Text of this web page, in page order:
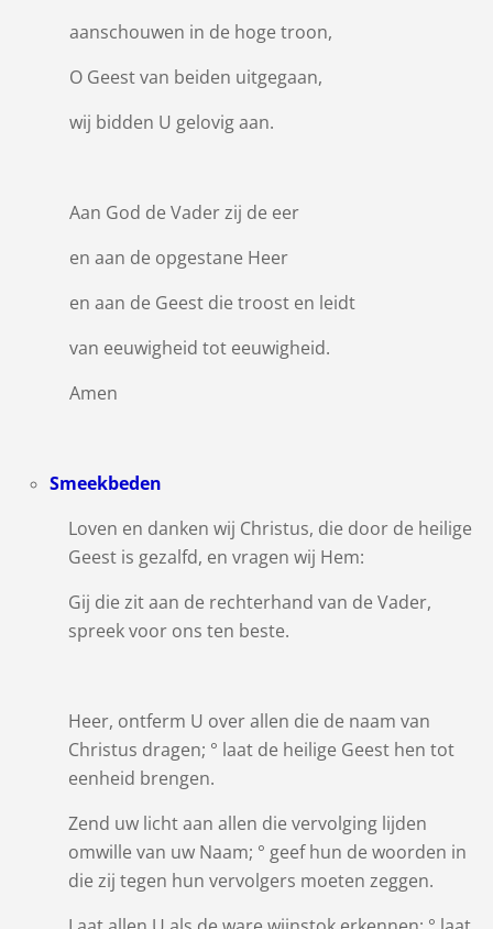
aanschouwen in de hoge troon,
O Geest van beiden uitgegaan,
wij bidden U gelovig aan.
Aan God de Vader zij de eer
en aan de opgestane Heer
en aan de Geest die troost en leidt
van eeuwigheid tot eeuwigheid.
Amen
Smeekbeden
Loven en danken wij Christus, die door de heilige
Geest is gezalfd, en vragen wij Hem:
Gij die zit aan de rechterhand van de Vader,
spreek voor ons ten beste.
Heer, ontferm U over allen die de naam van
Christus dragen; ° laat de heilige Geest hen tot
eenheid brengen.
Zend uw licht aan allen die vervolging lijden
omwille van uw Naam; ° geef hun de woorden in
die zij tegen hun vervolgers moeten zeggen.